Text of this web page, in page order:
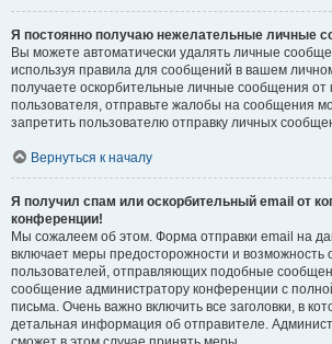
Я постоянно получаю нежелательные личные
Вы можете автоматически удалять личные
используя правила для сообщений в вашем
получаете оскорбительные личные сообщения от
пользователя, отправьте жалобы на сообщения
запретить пользователю отправку личных
Вернуться к началу
Я получил спам или оскорбительный email от
конференции!
Мы сожалеем об этом. Форма отправки email на
включает меры предосторожности и возможность
пользователей, отправляющих подобные
сообщение администратору конференции с
письма. Очень важно включить все заголовки, в
детальная информация об отправителе.